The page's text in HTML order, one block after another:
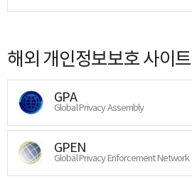
해외 개인정보보호 사이트
GPA
Global Privacy Assembly
GPEN
Global Privacy Enforcement Network